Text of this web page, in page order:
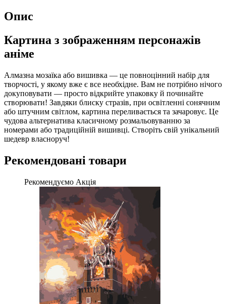
Опис
Картина з зображенням персонажів
аніме
Алмазна мозаїка або вишивка — це повноцінний набір для
творчості, у якому вже є все необхідне. Вам не потрібно нічого
докуповувати — просто відкрийте упаковку й починайте
створювати! Завдяки блиску стразів, при освітленні сонячним
або штучним світлом, картина переливається та зачаровує. Це
чудова альтернатива класичному розмальовуванню за
номерами або традиційній вишивці. Створіть свій унікальний
шедевр власноруч!
Рекомендовані товари
Рекомендуємо Акція